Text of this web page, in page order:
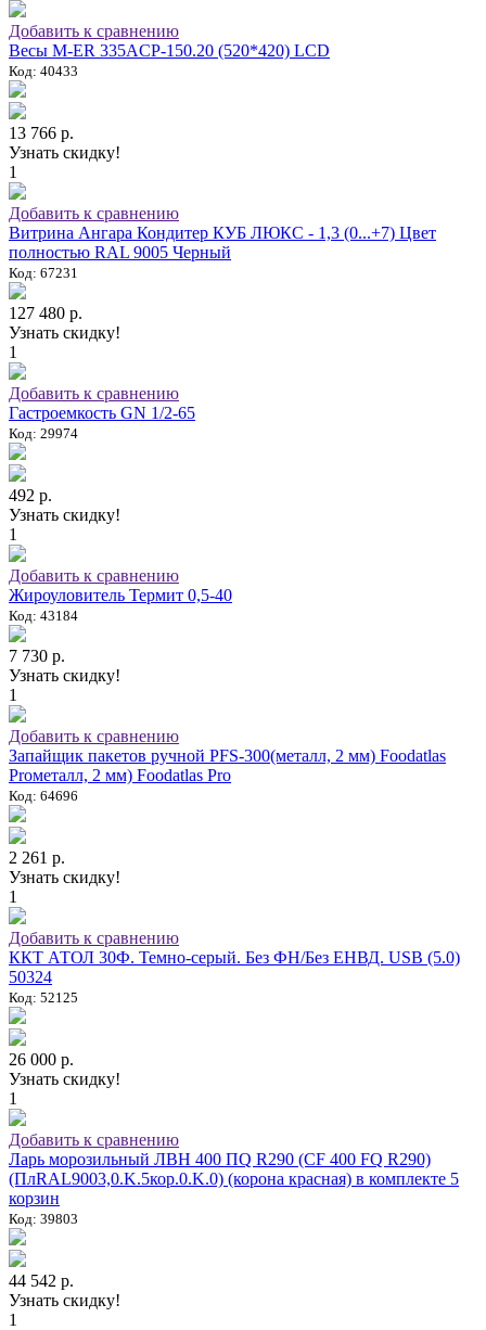
Добавить к сравнению
Весы M-ER 335ACP-150.20 (520*420) LCD
Код: 40433
13 766 р.
Узнать скидку!
1
Добавить к сравнению
Витрина Ангара Кондитер КУБ ЛЮКС - 1,3 (0...+7) Цвет
полностью RAL 9005 Черный
Код: 67231
127 480 р.
Узнать скидку!
1
Добавить к сравнению
Гастроемкость GN 1/2-65
Код: 29974
492 р.
Узнать скидку!
1
Добавить к сравнению
Жироуловитель Термит 0,5-40
Код: 43184
7 730 р.
Узнать скидку!
1
Добавить к сравнению
Запайщик пакетов ручной PFS-300(металл, 2 мм) Foodatlas
Proметалл, 2 мм) Foodatlas Pro
Код: 64696
2 261 р.
Узнать скидку!
1
Добавить к сравнению
ККТ АТОЛ 30Ф. Темно-серый. Без ФН/Без ЕНВД. USB (5.0)
50324
Код: 52125
26 000 р.
Узнать скидку!
1
Добавить к сравнению
Ларь морозильный ЛВН 400 ПQ R290 (СF 400 FQ R290)
(ПлRAL9003,0.K.5кор.0.K.0) (корона красная) в комплекте 5
корзин
Код: 39803
44 542 р.
Узнать скидку!
1